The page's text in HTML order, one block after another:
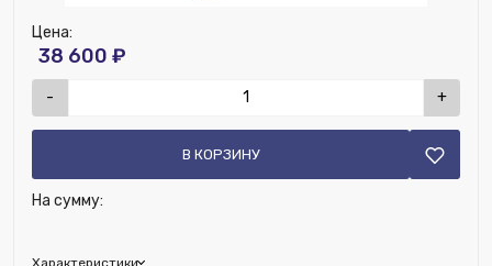
Характеристики
Цена:
38 600 ₽
- +
В КОРЗИНУ
На сумму: